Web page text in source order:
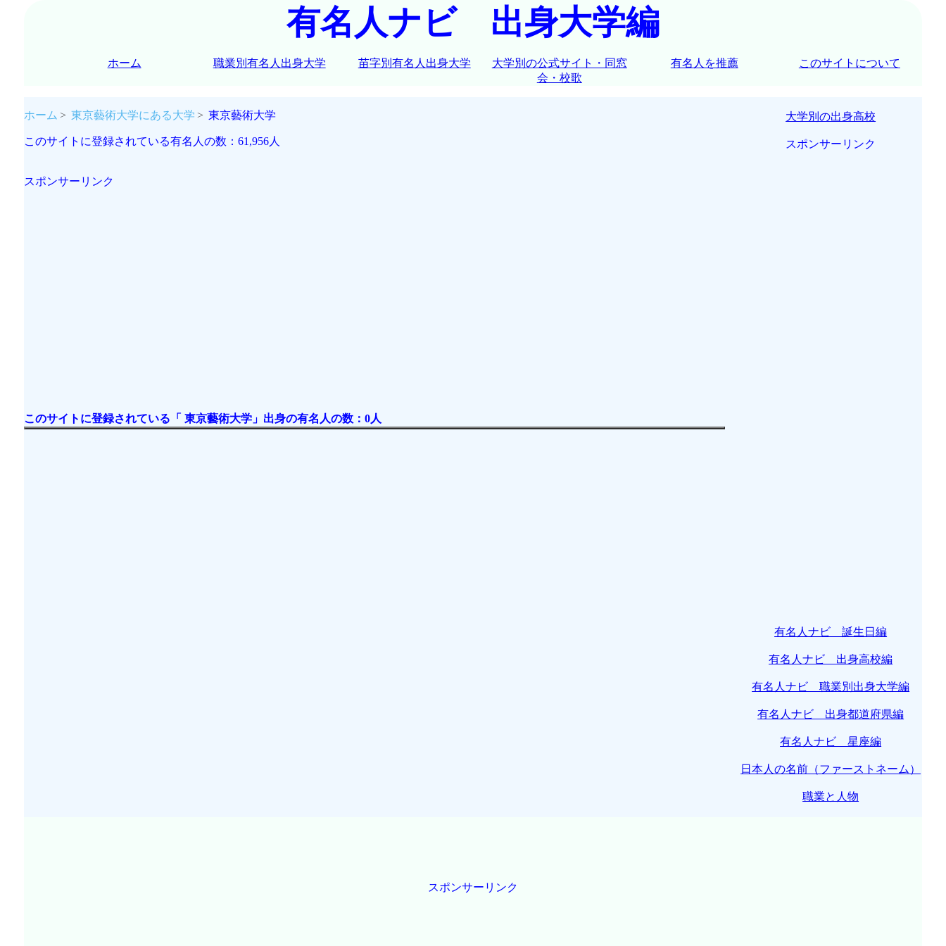
有名人ナビ 出身大学編
ホーム 職業別有名人出身大学 苗字別有名人出身大学
大学別の公式サイト・同窓
会・校歌
有名人を推薦 このサイトについて
ホーム 東京藝術大学にある大学 東京藝術大学
このサイトに登録されている有名人の数：61,956人
スポンサーリンク
このサイトに登録されている「 東京藝術大学」出身の有名人の数：0人
大学別の出身高校
スポンサーリンク
有名人ナビ 誕生日編
有名人ナビ 出身高校編
有名人ナビ 職業別出身大学編
有名人ナビ 出身都道府県編
有名人ナビ 星座編
日本人の名前（ファーストネーム）
職業と人物
スポンサーリンク